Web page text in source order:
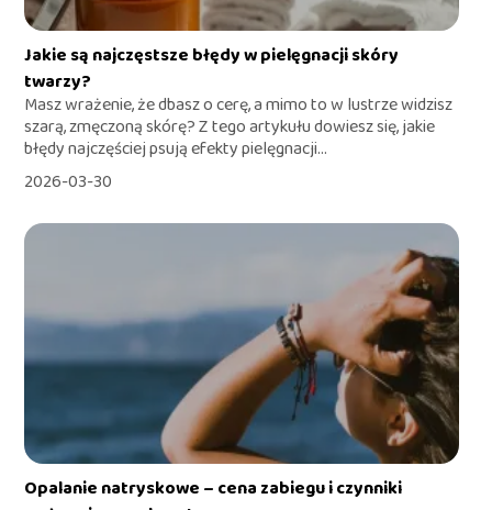
Jakie są najczęstsze błędy w pielęgnacji skóry
twarzy?
Masz wrażenie, że dbasz o cerę, a mimo to w lustrze widzisz
szarą, zmęczoną skórę? Z tego artykułu dowiesz się, jakie
błędy najczęściej psują efekty pielęgnacji...
2026-03-30
Opalanie natryskowe – cena zabiegu i czynniki